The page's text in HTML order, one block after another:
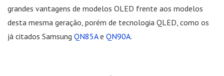
grandes vantagens de modelos OLED frente aos modelos
desta mesma geração, porém de tecnologia QLED, como os
já citados Samsung QN85Ae QN90A.